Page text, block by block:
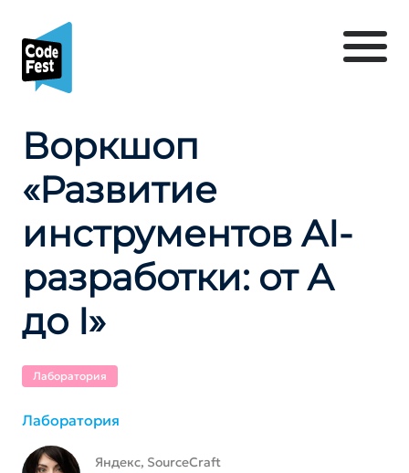
Воркшоп
«Развитие
инструментов AI-
разработки: от А
до I»
Лаборатория
Лаборатория
Яндекс, SourceCraft